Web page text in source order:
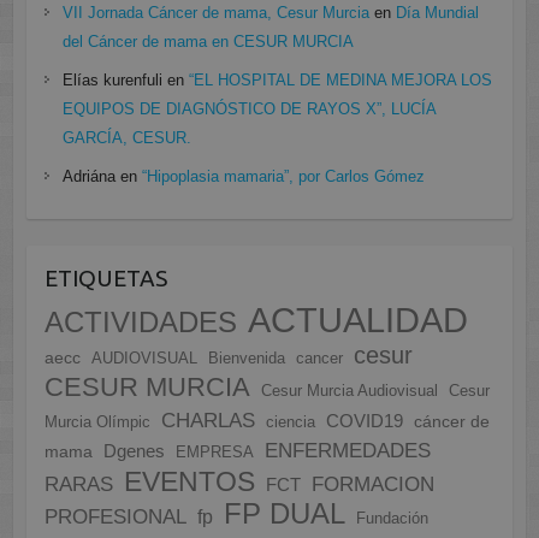
VII Jornada Cáncer de mama, Cesur Murciaen Día Mundial
del Cáncer de mama en CESUR MURCIA
Elías kurenfuli en “EL HOSPITAL DE MEDINA MEJORA LOS
EQUIPOS DE DIAGNÓSTICO DE RAYOS X”, LUCÍA
GARCÍA, CESUR.
Adriánaen “Hipoplasia mamaria”, por Carlos Gómez
ETIQUETAS
ACTIVIDADES ACTUALIDAD
aecc AUDIOVISUAL Bienvenida cancer cesur
CESUR MURCIA Cesur Murcia Audiovisual
Cesur
Murcia Olímpic
CHARLAS ciencia COVID19
cáncer de
mama
Dgenes EMPRESA
ENFERMEDADES
RARAS EVENTOS FCT
FORMACION
PROFESIONAL fp FP DUAL
Fundación